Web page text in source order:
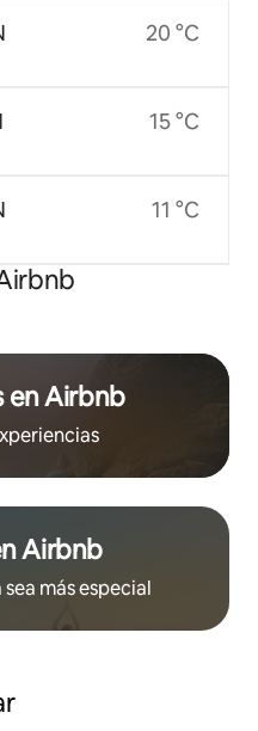
20 °C
15 °C
11 °C
en Airbnb
Airbnb
más especial